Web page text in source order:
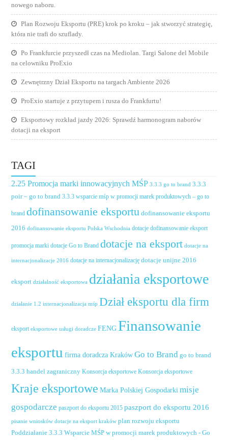
nowego naboru.
Plan Rozwoju Eksportu (PRE) krok po kroku – jak stworzyć strategię,
która nie trafi do szuflady.
Po Frankfurcie przyszedł czas na Mediolan. Targi Salone del Mobile
na celowniku ProExio
Zewnętrzny Dział Eksportu na targach Ambiente 2026
ProExio startuje z przytupem i rusza do Frankfurtu!
Eksportowy rozkład jazdy 2026: Sprawdź harmonogram naborów
dotacji na eksport
TAGI
2.25 Promocja marki innowacyjnych MŚP 3.3.3 go to brand 3.3.3
poir – go to brand 3.3.3 wsparcie mśp w promocji marek produktowych – go to
brand dofinansowanie eksportu dofinansowanie eksportu
2016 dofinansowanie eksportu Polska Wschodnia dotacje dofinansowanie eksport
promocja marki dotacje Go to Brand dotacje na eksport dotacje na
internacjonalizacje 2016 dotacje na internacjonalizację dotacje unijne 2016
eksport działalność eksportowa działania eksportowe
działanie 1.2 internacjonalizacja mśp Dział eksportu dla firm
eksport eksportowe usługi doradcze FENG Finansowanie
eksportu firma doradcza Kraków Go to Brand go to brand
3.3.3 handel zagraniczny Konsorcja eksportowe Konsorcja eksportowe
Kraje eksportowe Marka Polskiej Gospodarki misje
gospodarcze paszport do eksportu 2015 paszport do eksportu 2016
pisanie wniosków dotacje na eksport kraków plan rozwoju eksportu
Poddziałanie 3.3.3 Wsparcie MŚP w promocji marek produktowych - Go